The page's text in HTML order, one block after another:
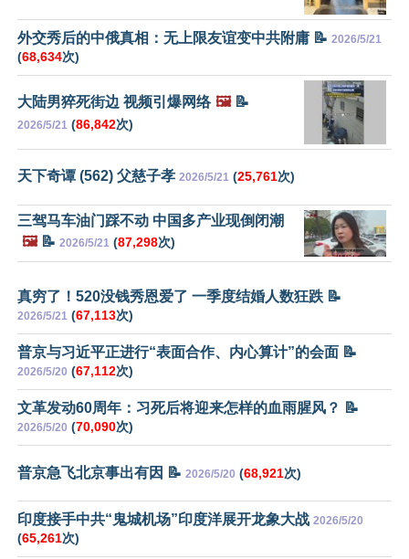
外交秀后的中俄真相：无上限友谊变中共附庸 📝 2026/5/21
(68,634次)
大陆男猝死街边 视频引爆网络 🖼️📝
2026/5/21 (86,842次)
天下奇谭 (562) 父慈子孝 2026/5/21 (25,761次)
三驾马车油门踩不动 中国多产业现倒闭潮
🖼️📝 2026/5/21 (87,298次)
真穷了！520没钱秀恩爱了 一季度结婚人数狂跌 📝
2026/5/21 (67,113次)
普京与习近平正进行“表面合作、内心算计”的会面 📝
2026/5/20 (67,112次)
文革发动60周年：习死后将迎来怎样的血雨腥风？ 📝
2026/5/20 (70,090次)
普京急飞北京事出有因 📝 2026/5/20 (68,921次)
印度接手中共“鬼城机场”印度洋展开龙象大战 2026/5/20
(65,261次)